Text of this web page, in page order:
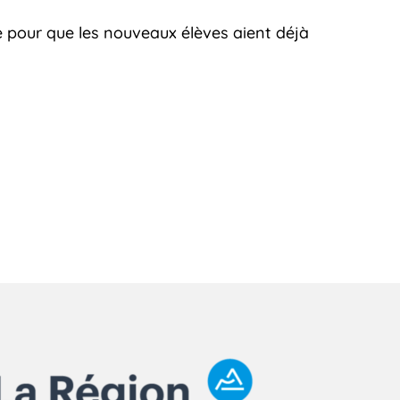
que les nouveaux élèves aient déjà